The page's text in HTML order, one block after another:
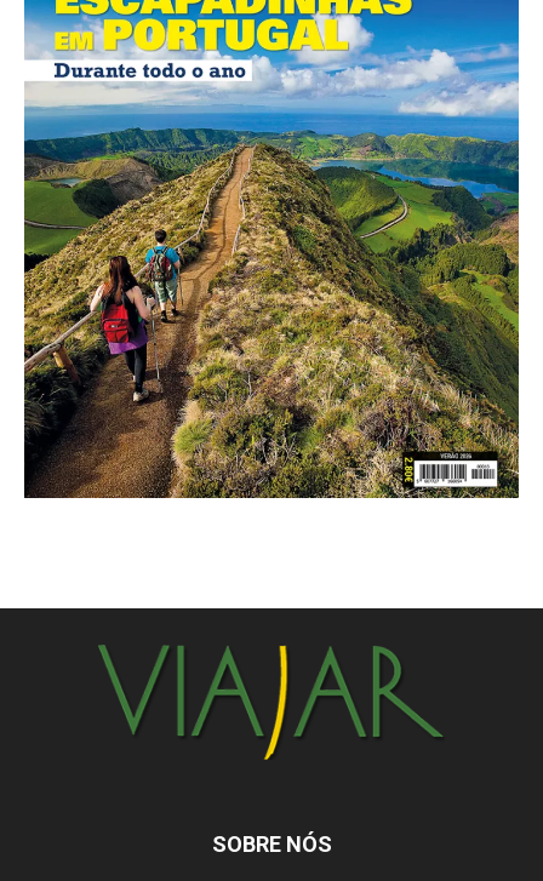
SOBRE NÓS